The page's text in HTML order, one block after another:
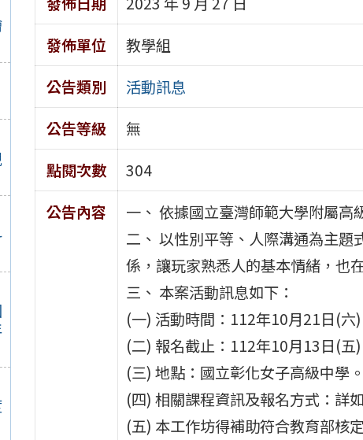
發佈單位
教學組
公告類別
活動訊息
公告等級
無
點閱次數
304
公告內容
一、 依據國立臺灣師範大學附屬
二、 以性別平等、人際溝通為主
係，讓玩家熟悉人的基本情緒，也
三、 本案活動訊息如下：
(一) 活動時間：112年10月21日(六
(二) 報名截止：112年10月13日(五
(三) 地點：國立彰化女子高級中學。
(四) 相關課程資訊及報名方式：詳
(五) 本工作坊得補助符合教育部核